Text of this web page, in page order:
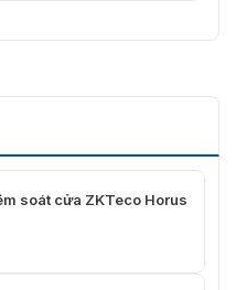
soát cửa ZKTeco Horus